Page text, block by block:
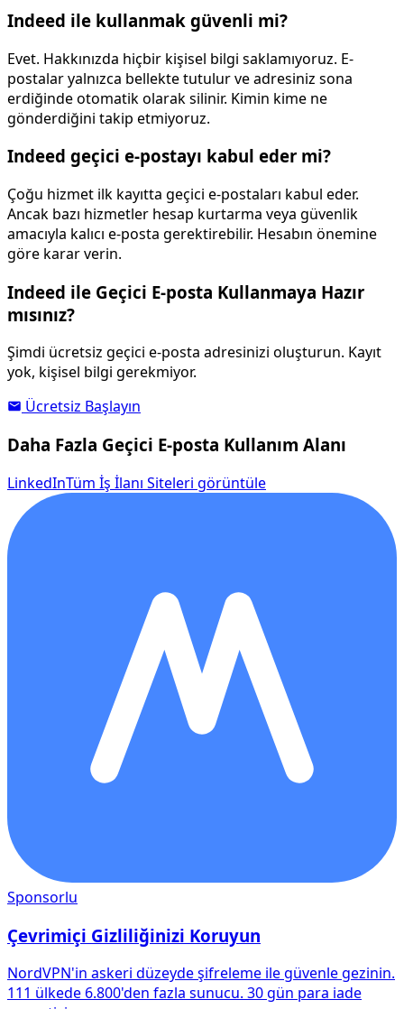
Indeed ile kullanmak güvenli mi?
Evet. Hakkınızda hiçbir kişisel bilgi saklamıyoruz. E-
postalar yalnızca bellekte tutulur ve adresiniz sona
erdiğinde otomatik olarak silinir. Kimin kime ne
gönderdiğini takip etmiyoruz.
Indeed geçici e-postayı kabul eder mi?
Çoğu hizmet ilk kayıtta geçici e-postaları kabul eder.
Ancak bazı hizmetler hesap kurtarma veya güvenlik
amacıyla kalıcı e-posta gerektirebilir. Hesabın önemine
göre karar verin.
Indeed ile Geçici E-posta Kullanmaya Hazır
mısınız?
Şimdi ücretsiz geçici e-posta adresinizi oluşturun. Kayıt
yok, kişisel bilgi gerekmiyor.
Ücretsiz Başlayın
Daha Fazla Geçici E-posta Kullanım Alanı
LinkedInTüm İş İlanı Siteleri görüntüle
Sponsorlu
Çevrimiçi Gizliliğinizi Koruyun
NordVPN'in askeri düzeyde şifreleme ile güvenle gezinin.
111 ülkede 6.800'den fazla sunucu. 30 gün para iade